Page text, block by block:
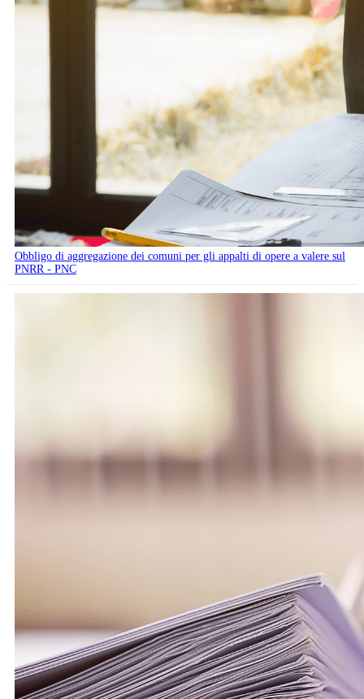
Obbligo di aggregazione dei comuni per gli appalti di opere a valere sul
PNRR - PNC